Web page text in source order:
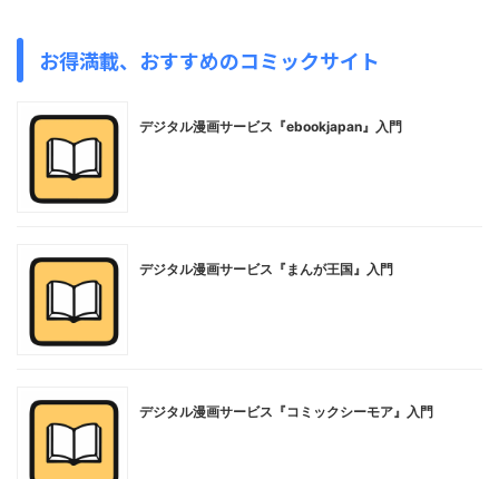
お得満載、おすすめのコミックサイト
デジタル漫画サービス『ebookjapan』入門
デジタル漫画サービス『まんが王国』入門
デジタル漫画サービス『コミックシーモア』入門